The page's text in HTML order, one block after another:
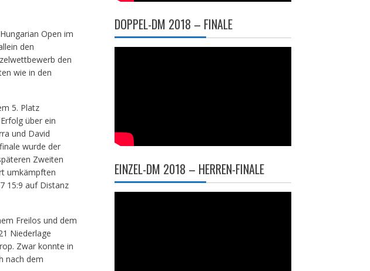
Open im
den
den
wie in den
5. Platz
über ein
und David
wurde der
Zweiten
umkämpften
15:9 auf Distanz
Freilos und dem
Niederlage
Zwar konnte in
nach dem
DOPPEL-DM 2018 – FINALE
EINZEL-DM 2018 – HERREN-FINALE